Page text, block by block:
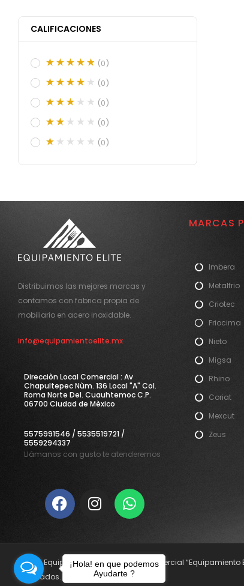
CALIFICACIONES
(0)
(0)
(0)
(0)
(0)
Distribuimos las mejores marcas y
contamos con fabrica propia de
mobiliario en acero inoxidable.
info@equipamientoelite.mx
Direcciòn Local Comercial : Av
Chapultepec Nùm. 136 Local "A" Col.
Roma Norte Del. Cuauhtemoc C.P.
06700 Ciudad de Mèxico
5575991546 / 5535519721 /
5559294337
Llámanos con gusto te atenderemos
MARCAS
Imbera
Metalfrio
Criotec
Friocima
Nieto
Migsa
Rhino
Coriat
Mexcut
Zeus
© 2021 Equipamiento Elite. Nombre Comercial “Equipamiento
reservados.
¡Hola! en que podemos
Ayudarte ?